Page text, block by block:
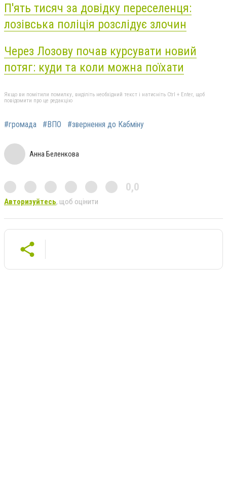
П'ять тисяч за довідку переселенця:
лозівська поліція розслідує злочин
Через Лозову почав курсувати новий
потяг: куди та коли можна поїхати
Якщо ви помітили помилку, виділіть необхідний текст і натисніть Ctrl + Enter, щоб
повідомити про це редакцію
#громада #ВПО #звернення до Кабміну
Анна Беленкова
0,0
Авторизуйтесь, щоб оцінити